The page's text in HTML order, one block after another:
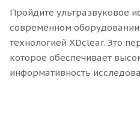
Пройдите ультразвуковое
современном
технологией XDclear. Это
которое обеспечивает
информативность